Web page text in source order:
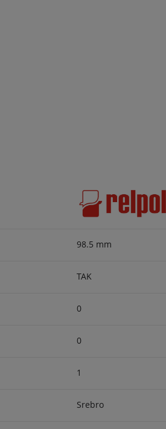
98.5 mm
TAK
0
0
1
Srebro